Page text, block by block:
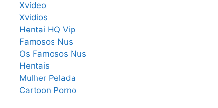
Xvideo
Xvidios
Hentai HQ Vip
Famosos Nus
Os Famosos Nus
Hentais
Mulher Pelada
Cartoon Porno